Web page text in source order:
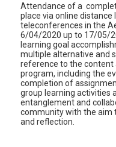
Attendance of a
place via online distance
teleconferences in the
6/04/2020 up to 17/05/
learning goal
multiple alternative and
reference to the
program, including the
completion of
group learning activities
entanglement and
community with the aim
and reflection.